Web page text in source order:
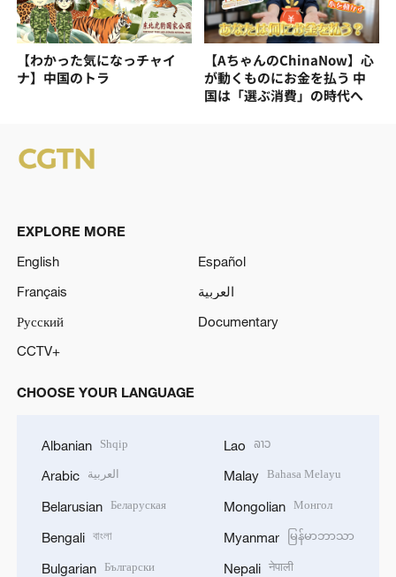
【わかった気になっチャイ
ナ】中国のトラ
【AちゃんのChinaNow】心
が動くものにお金を払う 中
国は「選ぶ消費」の時代へ
EXPLORE MORE
English
Español
Français
العربية
Русский
Documentary
CCTV+
CHOOSE YOUR LANGUAGE
Albanian Shqip
Arabic العربية
Belarusian Беларуская
Bengali বাংলা
Bulgarian Български
Lao ລາວ
Malay Bahasa Melayu
Mongolian Монгол
Myanmar မြန်မာဘာသာ
Nepali नेपाली